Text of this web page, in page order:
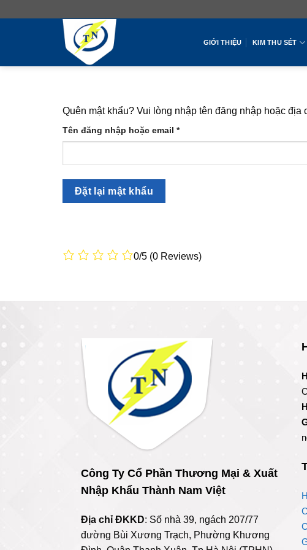
GIỚI THIỆU KIM THU SÉT
Quên mật khẩu? Vui lòng nhập tên đăng nhập hoặc
Tên đăng nhập hoặc email *Bắt
buộc
Đặt lại mật khẩu
0/5 (0 Reviews)
Công Ty Cổ Phần Thương Mại & Xuất
Nhập Khẩu Thành Nam Việt
Địa chỉ ĐKKD: Số nhà 39, ngách 207/77
đường Bùi Xương Trạch, Phường Khương